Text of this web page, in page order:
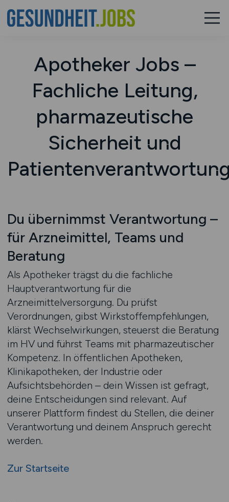
Apotheker Jobs –
Fachliche Leitung,
pharmazeutische
Sicherheit und
Du übernimmst Verantwortung –
für Arzneimittel, Teams und
Beratung
Als Apotheker trägst du die fachliche
Hauptverantwortung für die
Arzneimittelversorgung. Du prüfst
Verordnungen, gibst Wirkstoffempfehlungen,
klärst Wechselwirkungen, steuerst die Beratung
im HV und führst Teams mit pharmazeutischer
Kompetenz. In öffentlichen Apotheken,
Klinikapotheken, der Industrie oder
Aufsichtsbehörden – dein Wissen ist gefragt,
deine Entscheidungen sind relevant. Auf
unserer Plattform findest du Stellen, die deiner
Verantwortung und deinem Anspruch gerecht
werden.
Zur Startseite